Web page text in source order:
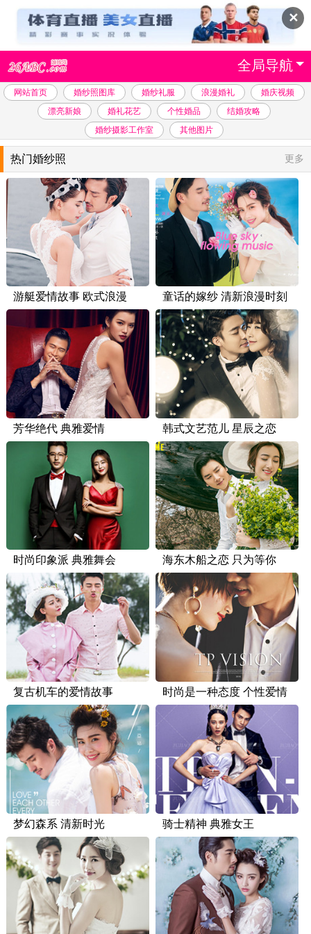
✕
全局导航
网站首页 婚纱照图库 婚纱礼服 浪漫婚礼
婚庆视频
漂亮新娘
婚礼花艺 个性婚品
结婚攻略
婚纱摄影工作室
其他图片
更多
热门婚纱照
游艇爱情故事 欧式浪漫 童话的嫁纱 清新浪漫时刻
芳华绝代 典雅爱情 韩式文艺范儿 星辰之恋
时尚印象派 典雅舞会 海东木船之恋 只为等你
复古机车的爱情故事 时尚是一种态度 个性爱情
梦幻森系 清新时光 骑士精神 典雅女王